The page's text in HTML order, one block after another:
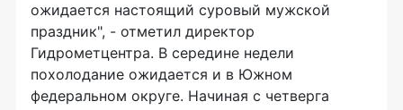
ожидается настоящий суровый мужской
праздник", - отметил директор
Гидрометцентра. В середине недели
похолодание ожидается и в Южном
федеральном округе. Начиная с четверга